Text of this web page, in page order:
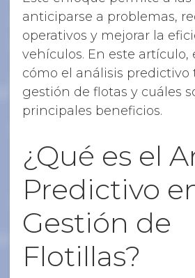
anticiparse a problemas,
operativos y mejorar la
vehículos. En este artículo,
cómo el análisis predictivo
gestión de flotas y cuáles
principales beneficios.
¿Qué es el
Predictivo
Gestión de
Flotillas?